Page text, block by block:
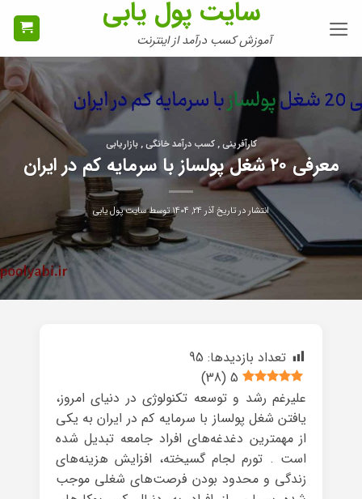
سایت پول یابی
آموزش کسب درآمد از اینترنت
کارآفرینی , کسب درآمد خانگی , بازاریابی
معرفی ۲۰ شغل پولساز با سرمایه کم در ایران
انتشار در تاریخآذر ۲۴, ۱۴۰۴ توسطسایت پول یابی
تعداد بازدیدها: 95
5
(
38
)
علیرغم رشد و توسعه تکنولوژی در دنیای امروز،
یافتن شغل پولساز با سرمایه کم در ایران به یکی
از مهمترین دغدغه‌های افراد جامعه تبدیل شده
است . تورم لجام گسیخته، افزایش هزینه‌های
زندگی و محدود بودن فرصت‌های شغلی موجب